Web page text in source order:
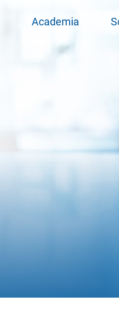
Academia